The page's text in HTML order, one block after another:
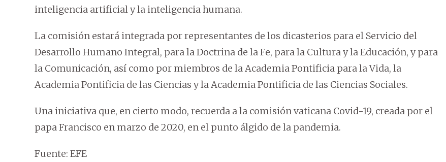
inteligencia artificial y la inteligencia humana.
La comisión estará integrada por representantes de los dicasterios para el Servicio del
Desarrollo Humano Integral, para la Doctrina de la Fe, para la Cultura y la Educación, y para
la Comunicación, así como por miembros de la Academia Pontificia para la Vida, la
Academia Pontificia de las Ciencias y la Academia Pontificia de las Ciencias Sociales.
Una iniciativa que, en cierto modo, recuerda a la comisión vaticana Covid-19, creada por el
papa Francisco en marzo de 2020, en el punto álgido de la pandemia.
Fuente: EFE